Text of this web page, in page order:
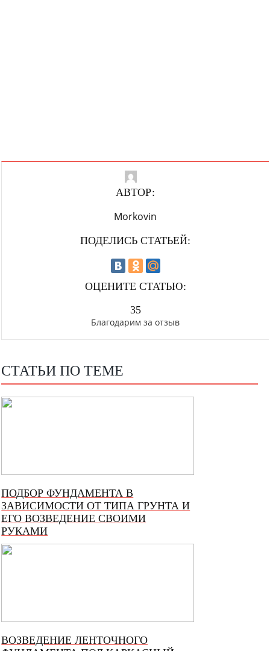
АВТОР:
Morkovin
ПОДЕЛИСЬ СТАТЬЕЙ:
ОЦЕНИТЕ СТАТЬЮ:
35
Благодарим за отзыв
СТАТЬИ ПО ТЕМЕ
ПОДБОР ФУНДАМЕНТА В
ЗАВИСИМОСТИ ОТ ТИПА ГРУНТА И
ЕГО ВОЗВЕДЕНИЕ СВОИМИ
РУКАМИ
ВОЗВЕДЕНИЕ ЛЕНТОЧНОГО